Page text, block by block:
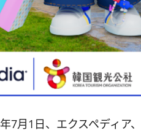
年7月1日、エクスペディ